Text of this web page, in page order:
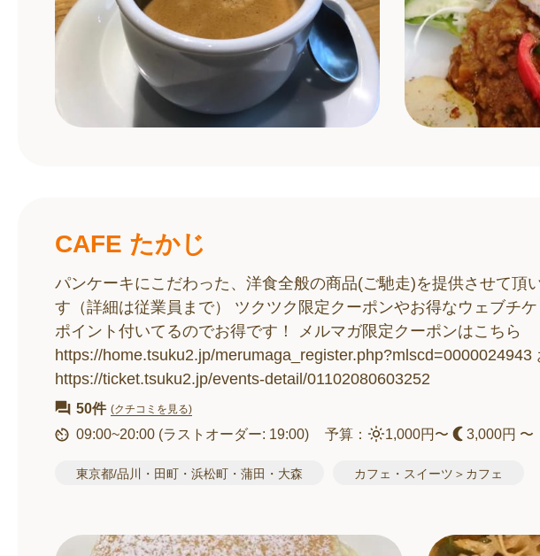
CAFE たかじ
パンケーキにこだわった、洋食全般の商品(ご馳走)を提供させて頂
す（詳細は従業員まで） ツクツク限定クーポンやお得なウェブチ
ポイント付いてるのでお得です！ メルマガ限定クーポンはこちら
https://home.tsuku2.jp/merumaga_register.php?mlscd=0000024943
https://ticket.tsuku2.jp/events-detail/01102080603252
50件 (クチコミを見る)
09:00~20:00 (ラストオーダー: 19:00) 予算： 1,000円〜 3,000円 〜
東京都/品川・田町・浜松町・蒲田・大森 カフェ・スイーツ＞カフェ